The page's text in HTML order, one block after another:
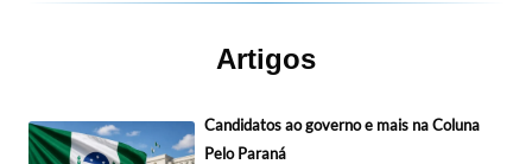
Artigos
Candidatos ao governo e mais na Coluna
Pelo Paraná